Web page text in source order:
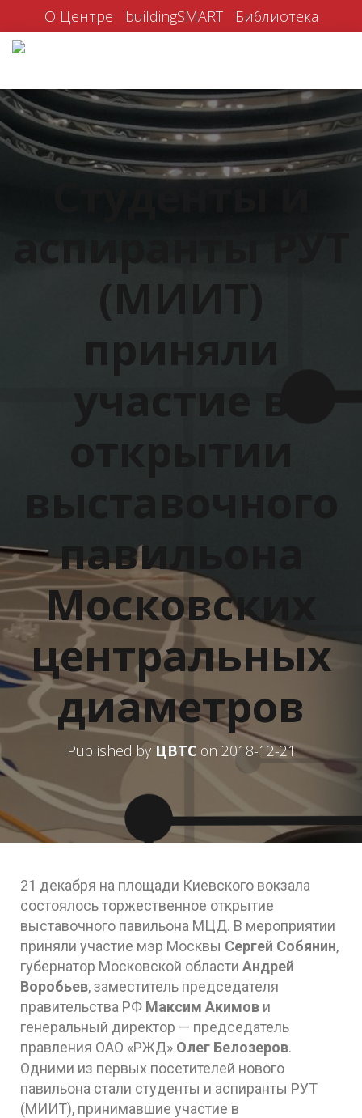
О Центре buildingSMART Библиотека
Студенты и
(МИИТ)
приняли
участие в
павильона
Московских
центральных
диаметров
Published by ЦВТСon 2018-12-21
21 декабря на площади Киевского вокзала
состоялось торжественное открытие
выставочного павильона МЦД. В мероприятии
приняли участие мэр Москвы Сергей Собянин,
губернатор Московской области Андрей
Воробьев, заместитель председателя
правительства РФ Максим Акимов и
генеральный директор — председатель
правления ОАО «РЖД» Олег Белозеров.
Одними из первых посетителей нового
павильона стали студенты и аспиранты РУТ
(МИИТ), принимавшие участие в